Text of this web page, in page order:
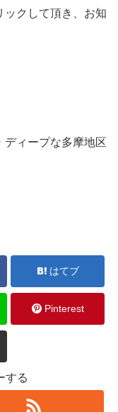
ックして頂き、お知
ディープな多摩地区
はてブ
Pinterest
する